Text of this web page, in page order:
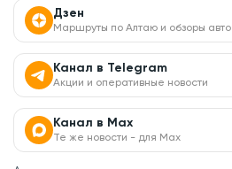
Дзен
Маршруты по Алтаю и обзоры авто
Канал в Telegram
Акции и оперативные новости
Канал в Max
Те же новости - для Max